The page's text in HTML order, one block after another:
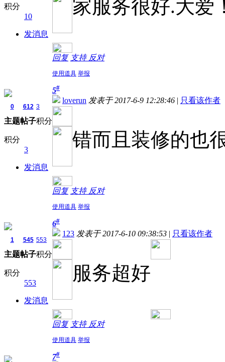
积分
10
发消息
家服务很好.大爱
回复 支持 反对
使用道具 举报
0
主题
612
帖子
3
积分
积分
3
发消息
5#
loverun 发表于 2017-6-9 12:28:46 | 只看该作者
错而且装修的也
回复 支持 反对
使用道具 举报
1
主题
545
帖子
553
积分
积分
553
发消息
6#
123 发表于 2017-6-10 09:38:53 | 只看该作者
服务超好
回复 支持 反对
使用道具 举报
7#